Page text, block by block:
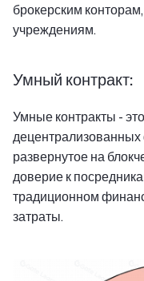
брокерским
учреждениям.
Умный контракт:
Умные контракты -
развернутое на
доверие к
традиционном
затраты.